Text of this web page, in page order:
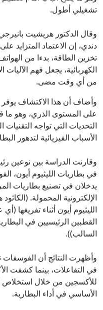
تشغيلي أطول.
وقال الدكتور هريشيت
دندي، إن الاعتماد المتزايد
تخزين الطاقة، بدءا من
الكهربائية، يجعل فهم
من أي وقت مضى.
وأضاف أن هذا الاكتشاف يوفر
على المستوى الذري، وهو ما
التحديات التي تواجه
الأسباب الفيزيائية لتدهور
وقارنت الدراسة بين نوعين
في بطاريات الليثيوم أيون،
يدخلان في تصنيع بطاريات
الإلكترونية المحمولة.
الليثيوم أيون أثناء تفريغها
القطبين الرئيسيين في
السالب)).
وأظهرت النتائج أن
في التفاعلات، بينما كشفت
للأكسجين من خلال استخلاص
الأساسي في أداء البطارية.